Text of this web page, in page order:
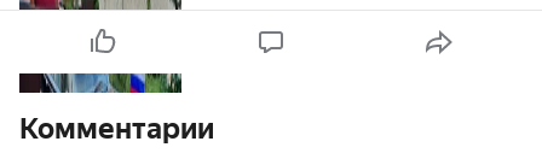
Комментарии